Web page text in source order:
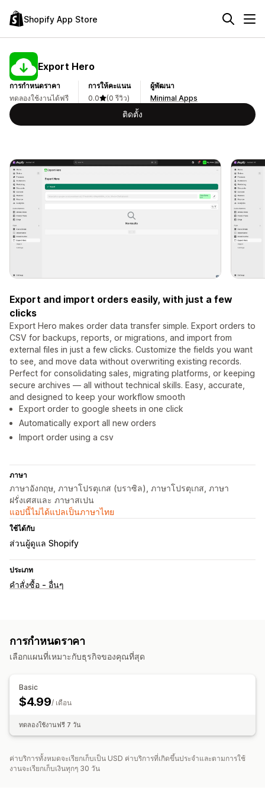
Shopify App Store
Export Hero
การกำหนดราคา
ทดลองใช้งานได้ฟรี
การให้คะแนน
0.0
(0 รีวิว)
ผู้พัฒนา
Minimal Apps
ติดตั้ง
Export and import orders easily, with just a few
clicks
Export Hero makes order data transfer simple. Export orders to
CSV for backups, reports, or migrations, and import from
external files in just a few clicks. Customize the fields you want
to see, and move data without overwriting existing records.
Perfect for consolidating sales, migrating platforms, or keeping
secure archives — all without technical skills. Easy, accurate,
and designed to keep your workflow smooth
Export order to google sheets in one click
Automatically export all new orders
Import order using a csv
ภาษา
ภาษาอังกฤษ, ภาษาโปรตุเกส (บราซิล), ภาษาโปรตุเกส, ภาษา
ฝรั่งเศสและ ภาษาสเปน
แอปนี้ไม่ได้แปลเป็นภาษาไทย
ใช้ได้กับ
ส่วนผู้ดูแล Shopify
ประเภท
คำสั่งซื้อ - อื่นๆ
การกำหนดราคา
เลือกแผนที่เหมาะกับธุรกิจของคุณที่สุด
Basic
$4.99/ เดือน
ทดลองใช้งานฟรี 7 วัน
ค่าบริการทั้งหมดจะเรียกเก็บเป็น USD ค่าบริการที่เกิดขึ้นประจำและตามการใช้
งานจะเรียกเก็บเงินทุกๆ 30 วัน